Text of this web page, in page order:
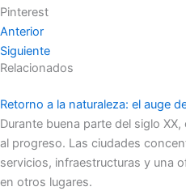
Pinterest
Anterior
Siguiente
Relacionados
Retorno a la naturaleza: el auge
Durante buena parte del siglo
al progreso. Las ciudades
servicios, infraestructuras y una
en otros lugares.